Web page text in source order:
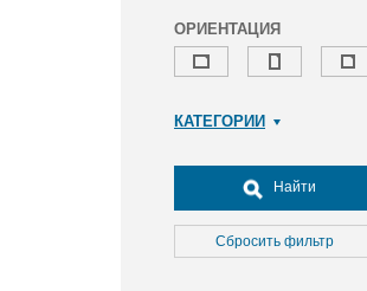
ОРИЕНТАЦИЯ
КАТЕГОРИИ
Досуг, туризм и отдых
Культура
Медицина
Найти
Сбросить фильтр